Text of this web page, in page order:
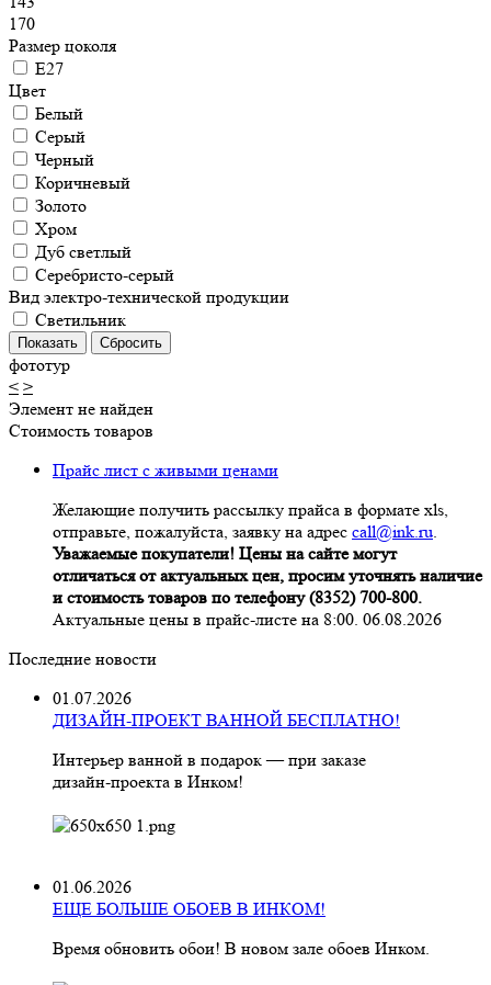
170
Размер цоколя
E27
Цвет
Белый
Серый
Черный
Коричневый
Золото
Хром
Дуб светлый
Серебристо-серый
Вид электро-технической продукции
Светильник
фототур
< >
Элемент не найден
Стоимость товаров
Прайс лист с живыми ценами
Желающие получить рассылку прайса в формате xls,
отправьте, пожалуйста, заявку на адрес call@ink.ru.
Уважаемые покупатели! Цены на сайте могут
отличаться от актуальных цен, просим уточнять наличие
и стоимость товаров по телефону (8352) 700-800.
Актуальные цены в прайс-листе на 8:00. 06.08.2026
Последние новости
01.07.2026
ДИЗАЙН-ПРОЕКТ ВАННОЙ БЕСПЛАТНО!
Интерьер ванной в подарок — при заказе
дизайн‑проекта в Инком!
01.06.2026
ЕЩЕ БОЛЬШЕ ОБОЕВ В ИНКОМ!
Время обновить обои! В новом зале обоев Инком.